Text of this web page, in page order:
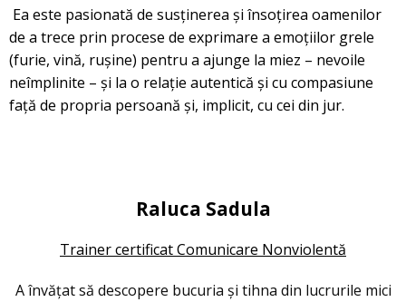
Ea este pasionată de susținerea și însoțirea oamenilor
de a trece prin procese de exprimare a emoțiilor grele
(furie, vină, rușine) pentru a ajunge la miez – nevoile
neîmplinite – și la o relație autentică și cu compasiune
față de propria persoană și, implicit, cu cei din jur.
Raluca Sadula
Trainer certificat Comunicare Nonviolentă
A învățat să descopere bucuria și tihna din lucrurile mici